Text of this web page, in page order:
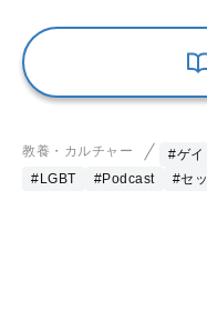
教養・カルチャー #ゲイ
#LGBT
#Podcast #セ